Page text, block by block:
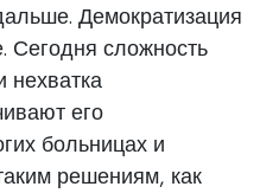
Демократизация
Сегодня сложность
нехватка
его
больницах и
решениям, как